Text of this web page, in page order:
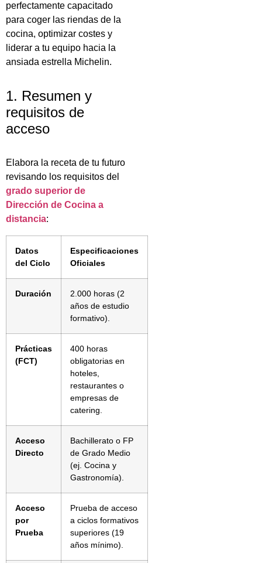
perfectamente capacitado
para coger las riendas de la
cocina, optimizar costes y
liderar a tu equipo hacia la
ansiada estrella Michelin.
1. Resumen y
requisitos de
acceso
Elabora la receta de tu futuro
revisando los requisitos del
grado superior de
Dirección de Cocina a
distancia:
Datos
del Ciclo
Especificaciones
Oficiales
Duración
2.000 horas (2
años de estudio
formativo).
Prácticas
(FCT)
400 horas
obligatorias en
hoteles,
restaurantes o
empresas de
catering.
Acceso
Directo
Bachillerato o FP
de Grado Medio
(ej. Cocina y
Gastronomía).
Acceso
por
Prueba
Prueba de acceso
a ciclos formativos
superiores (19
años mínimo).